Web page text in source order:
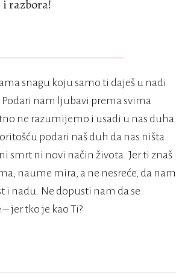
i razbora!
snagu koju samo ti daješ u nadi
Podari nam ljubavi prema svima
ne razumijemo i usadi u nas duha
podari naš duh da nas ništa
smrt ni novi način života. Jer ti znaš
naume mira, a ne nesreće, da nam
i nadu. Ne dopusti nam da se
jer tko je kao Ti?